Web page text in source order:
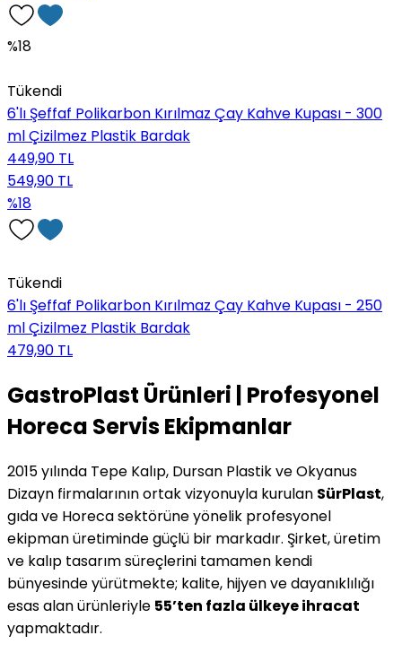
%18
Tükendi
6'lı Şeffaf Polikarbon Kırılmaz Çay Kahve Kupası - 300
ml Çizilmez Plastik Bardak
449,90 TL
549,90 TL
%18
Tükendi
6'lı Şeffaf Polikarbon Kırılmaz Çay Kahve Kupası - 250
ml Çizilmez Plastik Bardak
479,90 TL
GastroPlast Ürünleri | Profesyonel
Horeca Servis Ekipmanlar
2015 yılında Tepe Kalıp, Dursan Plastik ve Okyanus
Dizayn firmalarının ortak vizyonuyla kurulan SürPlast,
gıda ve Horeca sektörüne yönelik profesyonel
ekipman üretiminde güçlü bir markadır. Şirket, üretim
ve kalıp tasarım süreçlerini tamamen kendi
bünyesinde yürütmekte; kalite, hijyen ve dayanıklılığı
esas alan ürünleriyle 55’ten fazla ülkeye ihracat
yapmaktadır.